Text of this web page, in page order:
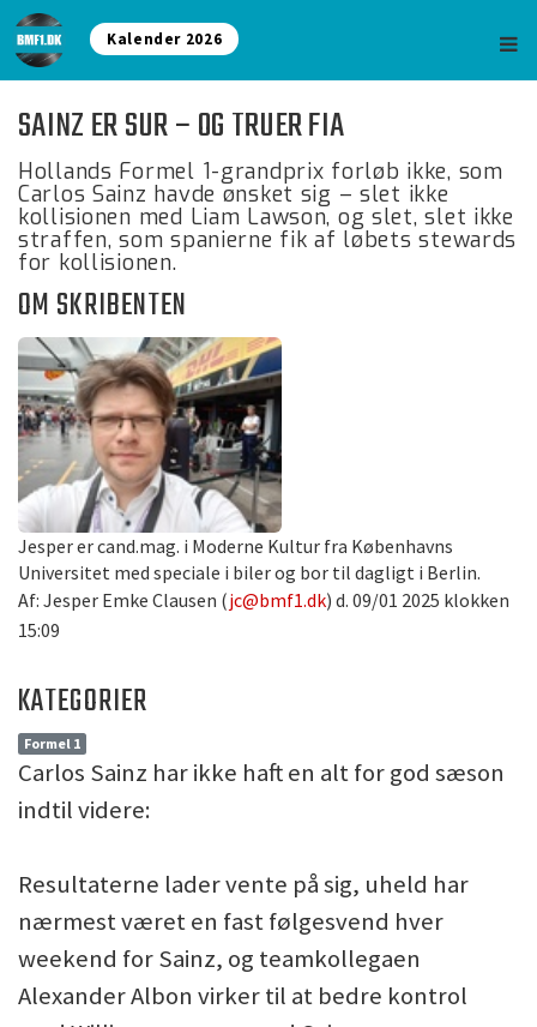
Kalender 2026
SAINZ ER SUR – OG TRUER FIA
Hollands Formel 1-grandprix forløb ikke, som
Carlos Sainz havde ønsket sig – slet ikke
kollisionen med Liam Lawson, og slet, slet ikke
straffen, som spanierne fik af løbets stewards
for kollisionen.
OM SKRIBENTEN
Jesper er cand.mag. i Moderne Kultur fra Københavns
Universitet med speciale i biler og bor til dagligt i Berlin.
Af: Jesper Emke Clausen (jc@bmf1.dk) d. 09/01 2025 klokken
15:09
KATEGORIER
Formel 1
Carlos Sainz har ikke haft en alt for god sæson
indtil videre:
Resultaterne lader vente på sig, uheld har
nærmest været en fast følgesvend hver
weekend for Sainz, og teamkollegaen
Alexander Albon virker til at bedre kontrol